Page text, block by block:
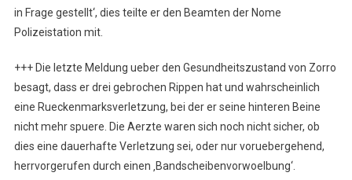
in Frage gestellt‘, dies teilte er den Beamten der Nome
Polizeistation mit.
+++ Die letzte Meldung ueber den Gesundheitszustand von Zorro
besagt, dass er drei gebrochen Rippen hat und wahrscheinlich
eine Rueckenmarksverletzung, bei der er seine hinteren Beine
nicht mehr spuere. Die Aerzte waren sich noch nicht sicher, ob
dies eine dauerhafte Verletzung sei, oder nur voruebergehend,
herrvorgerufen durch einen ‚Bandscheibenvorwoelbung‘.